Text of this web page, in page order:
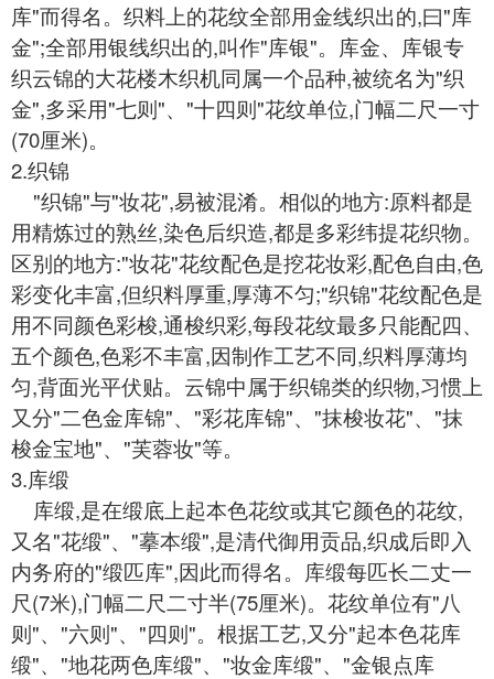
库"而得名。织料上的花纹全部用金线织出的,曰"库
金";全部用银线织出的,叫作"库银"。库金、库银专
织云锦的大花楼木织机同属一个品种,被统名为"织
金",多采用"七则"、"十四则"花纹单位,门幅二尺一寸
(70厘米)。
2.织锦
"织锦"与"妆花",易被混淆。相似的地方:原料都是
用精炼过的熟丝,染色后织造,都是多彩纬提花织物。
区别的地方:"妆花"花纹配色是挖花妆彩,配色自由,色
彩变化丰富,但织料厚重,厚薄不匀;"织锦"花纹配色是
用不同颜色彩梭,通梭织彩,每段花纹最多只能配四、
五个颜色,色彩不丰富,因制作工艺不同,织料厚薄均
匀,背面光平伏贴。云锦中属于织锦类的织物,习惯上
又分"二色金库锦"、"彩花库锦"、"抹梭妆花"、"抹
梭金宝地"、"芙蓉妆"等。
3.库缎
库缎,是在缎底上起本色花纹或其它颜色的花纹,
又名"花缎"、"摹本缎",是清代御用贡品,织成后即入
内务府的"缎匹库",因此而得名。库缎每匹长二丈一
尺(7米),门幅二尺二寸半(75厘米)。花纹单位有"八
则"、"六则"、"四则"。根据工艺,又分"起本色花库
缎"、"地花两色库缎"、"妆金库缎"、"金银点库